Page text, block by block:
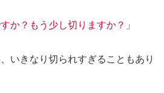
か？もう少し切りますか？ 」
いきなり切られすぎることもあり